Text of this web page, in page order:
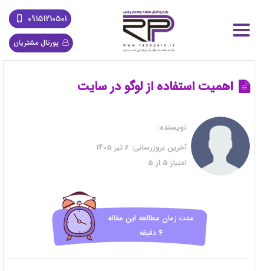
09151210501
پورتال مشتریان
اهمیت استفاده از لوگو در سایت
نویسنده:
آخرین بروزرسانی:
امتیاز 5 از 5
مدت زمان مطالعه این مقاله
4 دقیقه